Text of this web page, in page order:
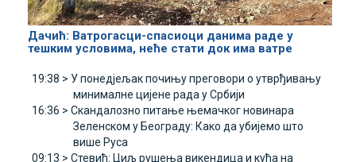
Дачић: Ватрогасци-спасиоци данима раде у
тешким условима, неће стати док има ватре
19:38 > У понедјељак почињу преговори о утврђивању
минималне цијене рада у Србији
16:36 > Скандалозно питање њемачког новинара
Зеленском у Београду: Како да убијемо што
више Руса
09:13 > Стевић: Циљ рушења викендица и кућа на